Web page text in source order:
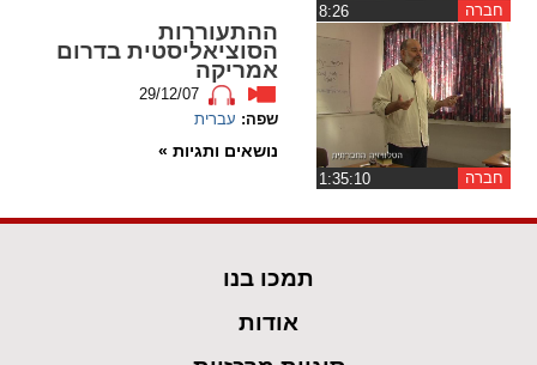
חברה
חברה
ההתעוררות
הסוציאליסטית בדרום
אמריקה
29/12/07
שפה: עברית
נושאים ותגיות »
תמכו בנו
אודות